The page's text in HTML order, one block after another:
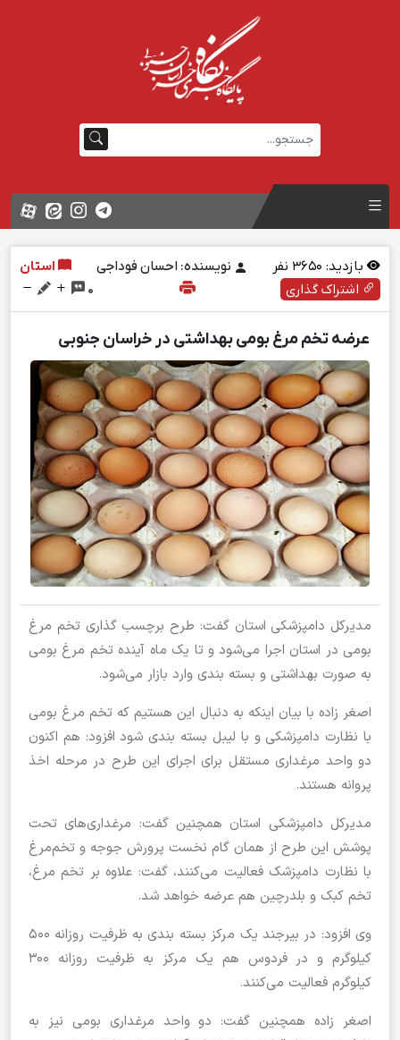
بازدید: نفر نویسنده: احسان فوداجی
استان
اشتراک گذاری
0
عرضه تخم مرغ بومی بهداشتی در خراسان جنوبی
مدیرکل دامپزشکی استان گفت: طرح برچسب گذاری تخم مرغ
بومی در استان اجرا می‌شود و تا یک ماه آینده تخم مرغ بومی
به صورت بهداشتی و بسته بندی وارد بازار می‌شود.
اصغر زاده با بیان اینکه به دنبال این هستیم که تخم مرغ بومی
با نظارت دامپزشکی و با لیبل بسته بندی شود افزود: هم اکنون
دو واحد مرغداری مستقل برای اجرای این طرح در مرحله اخذ
پروانه هستند.
مدیرکل دامپزشکی استان همچنین گفت: مرغداری‌های تحت
پوشش این طرح از همان گام نخست پرورش جوجه و تخم‌مرغ
با نظارت دامپزشک فعالیت می‌کنند، گفت: علاوه بر تخم مرغ،
تخم کبک و بلدرچین هم عرضه خواهد شد.
وی افزود: در بیرجند یک مرکز بسته بندی به ظرفیت روزانه ۵۰۰
کیلوگرم و در فردوس هم یک مرکز به ظرفیت روزانه ۳۰۰
کیلوگرم فعالیت می‌کنند.
اصغر زاده همچنین گفت: دو واحد مرغداری بومی نیز به